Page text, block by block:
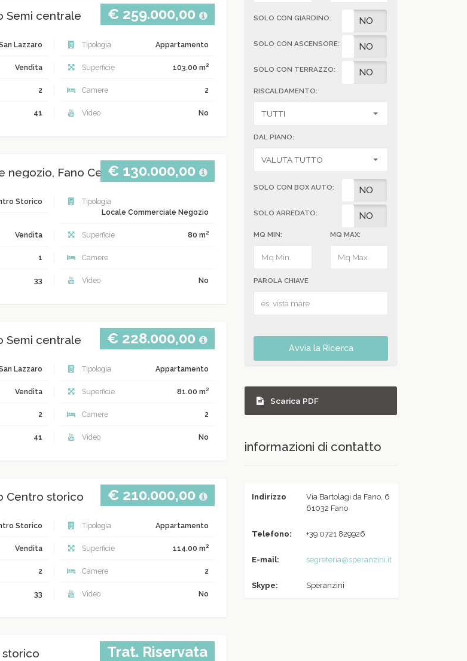
Semi centrale € 259.000,00
Lazzaro Tipologia Appartamento
Vendita Superficie 103.00 m2
2 Camere 2
41 Video No
negozio, Fano Centro storico
€ 130.000,00
Storico
Tipologia
Locale Commerciale Negozio
Vendita Superficie 80 m2
1 Camere
33 Video No
Semi centrale € 228.000,00
Lazzaro Tipologia Appartamento
Vendita Superficie 81.00 m2
2 Camere 2
41 Video No
Centro storico € 210.000,00
Storico Tipologia Appartamento
Vendita Superficie 114.00 m2
2 Camere 2
33 Video No
storico Trat. Riservata
SOLO CON GIARDINO:
SI NO
SOLO CON ASCENSORE:
SI NO
SOLO CON TERRAZZO:
SI NO
RISCALDAMENTO:
DAL PIANO:
SOLO CON BOX AUTO:
SI NO
SOLO ARREDATO:SI NO
MQ MIN: MQ MAX:
PAROLA CHIAVE
Avvia la Ricerca
Scarica PDF
informazioni di contatto
Indirizzo
Via Bartolagi da Fano, 6
61032 Fano
Telefono: +39 0721 829926
E-mail: segreteria@speranzini.it
Skype: Speranzini